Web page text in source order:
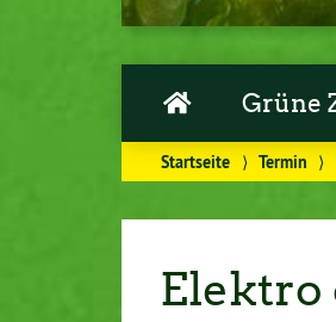
Grüne
Startseite ⟩ Termin ⟩
Elektro